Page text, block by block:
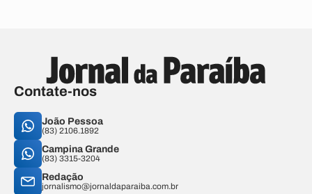
Contate-nos
João Pessoa
(83) 2106.1892
Campina Grande
(83) 3315-3204
Redação
jornalismo@jornaldaparaiba.com.br